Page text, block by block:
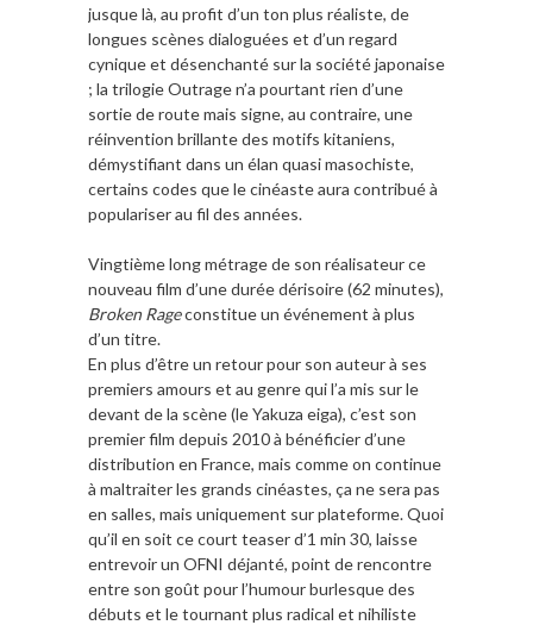
jusque là, au profit d’un ton plus réaliste, de
longues scènes dialoguées et d’un regard
cynique et désenchanté sur la société japonaise
; la trilogie Outrage n’a pourtant rien d’une
sortie de route mais signe, au contraire, une
réinvention brillante des motifs kitaniens,
démystifiant dans un élan quasi masochiste,
certains codes que le cinéaste aura contribué à
populariser au fil des années.
Vingtième long métrage de son réalisateur ce
nouveau film d’une durée dérisoire (62 minutes),
Broken Rageconstitue un événement à plus
d’un titre.
En plus d’être un retour pour son auteur à ses
premiers amours et au genre qui l’a mis sur le
devant de la scène (le Yakuza eiga), c’est son
premier film depuis 2010 à bénéficier d’une
distribution en France, mais comme on continue
à maltraiter les grands cinéastes, ça ne sera pas
en salles, mais uniquement sur plateforme. Quoi
qu’il en soit ce court teaser d’1 min 30, laisse
entrevoir un OFNI déjanté, point de rencontre
entre son goût pour l’humour burlesque des
débuts et le tournant plus radical et nihiliste